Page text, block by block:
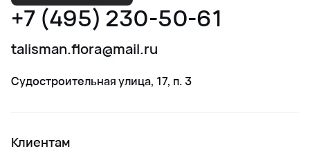
+7 (495) 230-50-61
talisman.flora@mail.ru
Судостроительная улица, 17, п. 3
Клиентам